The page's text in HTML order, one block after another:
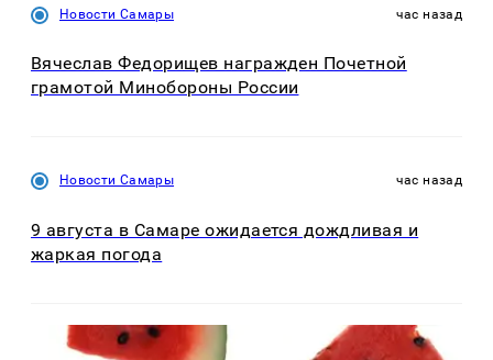
Новости Самары час назад
Вячеслав Федорищев награжден Почетной
грамотой Минобороны России
Новости Самары час назад
9 августа в Самаре ожидается дождливая и
жаркая погода